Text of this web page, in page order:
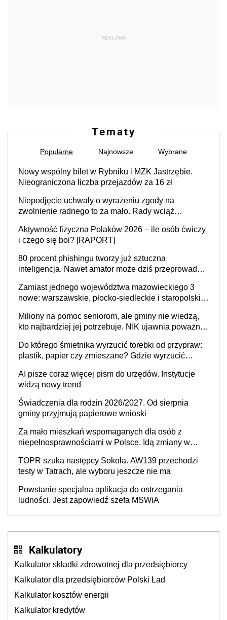
REKLAMA
Tematy
Popularne Najnowsze Wybrane
Nowy wspólny bilet w Rybniku i MZK Jastrzębie.
Nieograniczona liczba przejazdów za 16 zł
Niepodjęcie uchwały o wyrażeniu zgody na
zwolnienie radnego to za mało. Rady wciąż
sprawy
Aktywność fizyczna Polaków 2026 – ile osób ćwiczy
i czego się boi? [RAPORT]
80 procent phishingu tworzy już sztuczna
inteligencja. Nawet amator może dziś przeprowadzić
Zamiast jednego województwa mazowieckiego 3
nowe: warszawskie, płocko-siedleckie i staropolskie.
stołecznych
Miliony na pomoc seniorom, ale gminy nie wiedzą,
kto najbardziej jej potrzebuje. NIK ujawnia poważną
Do którego śmietnika wyrzucić torebki od przypraw:
plastik, papier czy zmieszane? Gdzie wyrzucić
AI pisze coraz więcej pism do urzędów. Instytucje
widzą nowy trend
Świadczenia dla rodzin 2026/2027. Od sierpnia
gminy przyjmują papierowe wnioski
Za mało mieszkań wspomaganych dla osób z
niepełnosprawnościami w Polsce. Idą zmiany w
TOPR szuka następcy Sokoła. AW139 przechodzi
testy w Tatrach, ale wyboru jeszcze nie ma
Powstanie specjalna aplikacja do ostrzegania
ludności. Jest zapowiedź szefa MSWiA
Kalkulatory
Kalkulator składki zdrowotnej dla przedsiębiorcy
Kalkulator dla przedsiębiorców Polski Ład
Kalkulator kosztów energii
Kalkulator kredytów